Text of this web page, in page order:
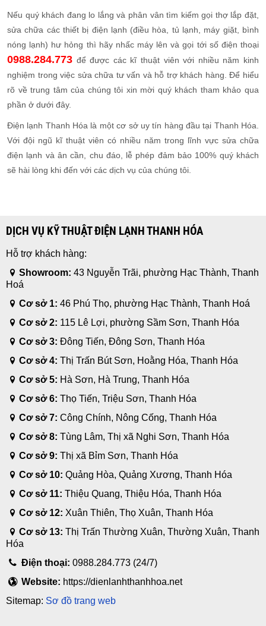
Nếu quý khách đang lo lắng và phân vân tìm kiếm gọi thợ lắp đặt,
sửa chữa các thiết bị điện lạnh (điều hòa, tủ lạnh, máy giặt, bình
nóng lạnh) hư hỏng thì hãy nhấc máy lên và gọi tới số điện thoại
0988.284.773 để được các kĩ thuật viên với nhiều năm kinh
nghiệm trong việc sửa chữa tư vấn và hỗ trợ khách hàng. Để hiểu
rõ về trung tâm của chúng tôi xin mời quý khách tham khảo qua
phần ở dưới đây.
Điện lạnh Thanh Hóa là một cơ sở uy tín hàng đầu tại Thanh Hóa.
Với đội ngũ kĩ thuật viên có nhiều năm trong lĩnh vực sửa chữa
điện lạnh và ân cần, chu đáo, lễ phép đảm bảo 100% quý khách
sẽ hài lòng khi đến với các dịch vụ của chúng tôi.
DỊCH VỤ KỸ THUẬT ĐIỆN LẠNH THANH HÓA
Hỗ trợ khách hàng:
Showroom: 43 Nguyễn Trãi, phường Hạc Thành, Thanh
Hoá
Cơ sở 1: 46 Phú Thọ, phường Hạc Thành, Thanh Hoá
Cơ sở 2: 115 Lê Lợi, phường Sầm Sơn, Thanh Hóa
Cơ sở 3: Đông Tiến, Đông Sơn, Thanh Hóa
Cơ sở 4: Thị Trấn Bút Sơn, Hoằng Hóa, Thanh Hóa
Cơ sở 5: Hà Sơn, Hà Trung, Thanh Hóa
Cơ sở 6: Thọ Tiến, Triệu Sơn, Thanh Hóa
Cơ sở 7: Công Chính, Nông Cống, Thanh Hóa
Cơ sở 8: Tùng Lâm, Thị xã Nghi Sơn, Thanh Hóa
Cơ sở 9: Thị xã Bỉm Sơn, Thanh Hóa
Cơ sở 10: Quảng Hòa, Quảng Xương, Thanh Hóa
Cơ sở 11: Thiệu Quang, Thiệu Hóa, Thanh Hóa
Cơ sở 12: Xuân Thiên, Thọ Xuân, Thanh Hóa
Cơ sở 13: Thị Trấn Thường Xuân, Thường Xuân, Thanh
Hóa
Điện thoại:0988.284.773 (24/7)
Website: https://dienlanhthanhhoa.net
Sitemap: Sơ đồ trang web